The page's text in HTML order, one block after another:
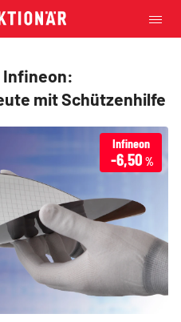
Infineon:
mit Schützenhilfe
Infineon
-6,50 %